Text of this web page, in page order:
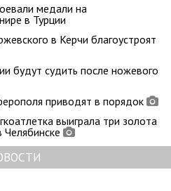
медали на
в Турции
в Керчи благоустроят
будут судить после ножевого
приводят в порядок
выиграла три золота